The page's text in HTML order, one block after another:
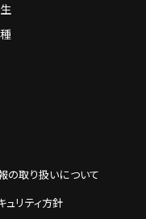
の取り扱いについて
ュリティ方針